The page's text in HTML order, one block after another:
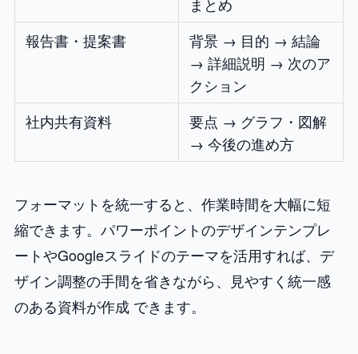
まとめ
報告書・提案書
背景 → 目的 → 結論
→ 詳細説明 → 次のア
クション
社内共有資料
要点 → グラフ・図解
→ 今後の進め方
フォーマットを統一すると、作業時間を大幅に短
縮できます。パワーポイントのデザインテンプレ
ートやGoogleスライドのテーマを活用すれば、デ
ザイン調整の手間を省きながら、見やすく統一感
のある資料が作成 できます。